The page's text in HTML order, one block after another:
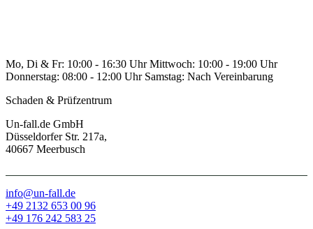
Mo, Di & Fr: 10:00 - 16:30 Uhr Mittwoch: 10:00 - 19:00 Uhr
Donnerstag: 08:00 - 12:00 Uhr Samstag: Nach Vereinbarung
Schaden & Prüfzentrum
Un-fall.de GmbH
Düsseldorfer Str. 217a,
40667 Meerbusch
info@un-fall.de
+49 2132 653 00 96
+49 176 242 583 25